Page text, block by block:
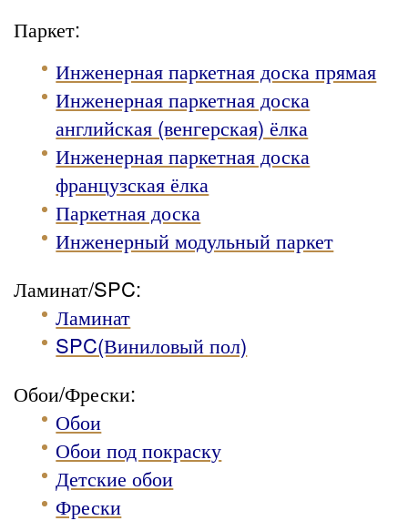
Паркет:
Инженерная паркетная доска прямая
Инженерная паркетная доска
английская (венгерская) ёлка
Инженерная паркетная доска
французская ёлка
Паркетная доска
Инженерный модульный паркет
Ламинат/SPC:
Ламинат
SPC(Виниловый пол)
Обои/Фрески:
Обои
Обои под покраску
Детские обои
Фрески